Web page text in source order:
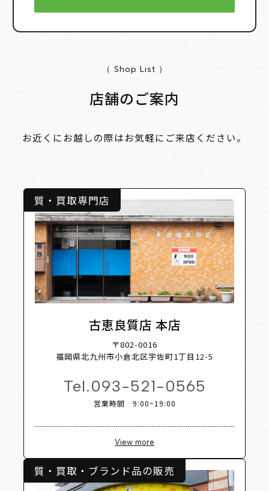
（ Shop List ）
店舗のご案内
お近くにお越しの際はお気軽にご来店ください。
質・買取専門店
古恵良質店 本店
〒802-0016
福岡県北九州市小倉北区宇佐町1丁目12-5
Tel.093-521-0565
営業時間 9:00~19:00
View more
質・買取・ブランド品の販売